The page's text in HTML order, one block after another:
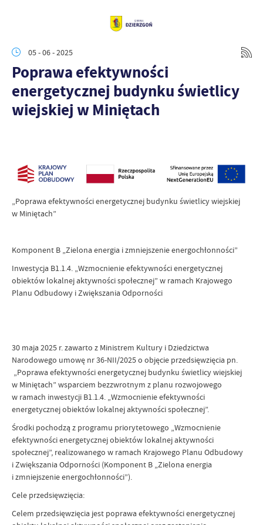
05 - 06 - 2025
Poprawa efektywności
energetycznej budynku świetlicy
wiejskiej w Miniętach
„Poprawa efektywności energetycznej budynku świetlicy wiejskiej
w Miniętach”
Komponent B „Zielona energia i zmniejszenie energochłonności”
Inwestycja B1.1.4. „Wzmocnienie efektywności energetycznej
obiektów lokalnej aktywności społecznej” w ramach Krajowego
Planu Odbudowy i Zwiększania Odporności
30 maja 2025 r. zawarto z Ministrem Kultury i Dziedzictwa
Narodowego umowę nr 36-NII/2025 o objęcie przedsięwzięcia pn.
„Poprawa efektywności energetycznej budynku świetlicy wiejskiej
w Miniętach” wsparciem bezzwrotnym z planu rozwojowego
w ramach inwestycji B1.1.4. „Wzmocnienie efektywności
energetycznej obiektów lokalnej aktywności społecznej”.
Środki pochodzą z programu priorytetowego „Wzmocnienie
efektywności energetycznej obiektów lokalnej aktywności
społecznej”, realizowanego w ramach Krajowego Planu Odbudowy
i Zwiększania Odporności (Komponent B „Zielona energia
i zmniejszenie energochłonności”).
Cele przedsięwzięcia:
Celem przedsięwzięcia jest poprawa efektywności energetycznej